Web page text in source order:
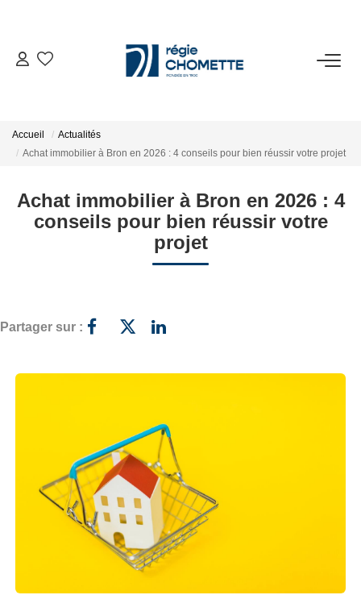
ACHETER
SYNDIC
ESPACE CLIENT
CONTACT
Accueil
Actualités
Achat immobilier à Bron en 2026 : 4 conseils pour bien réussir votre projet
Achat immobilier à Bron en 2026 : 4
conseils pour bien réussir votre
projet
Partager sur :